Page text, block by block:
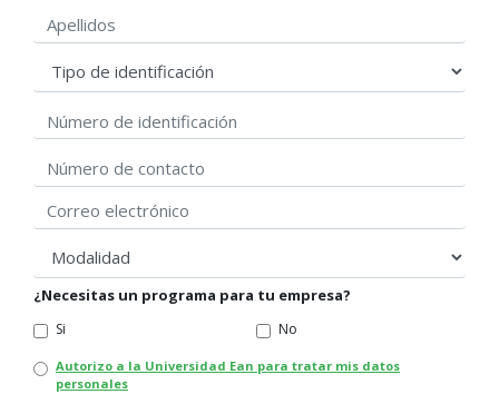
Apellidos
Tipo de identificación
Número de identificación
Correo electrónico
modalidad
¿Necesitas un programa para tu empresa?
Si No
Autorizo a la Universidad Ean para tratar mis datos
personales